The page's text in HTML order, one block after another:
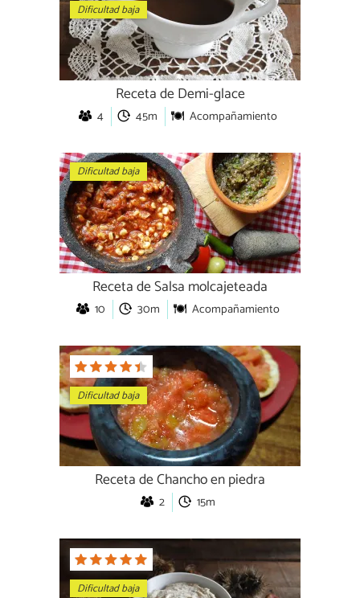
Dificultad baja
Receta de Demi-glace
4 45m Acompañamiento
Dificultad baja
Receta de Salsa molcajeteada
10 30m Acompañamiento
Dificultad baja
Receta de Chancho en piedra
2 15m
Dificultad baja